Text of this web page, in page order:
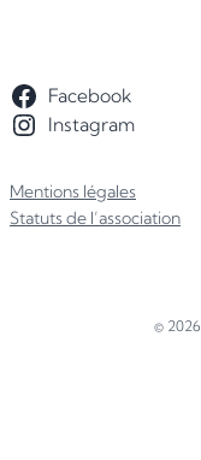
Facebook
Instagram
Mentions légales
Statuts de l’association
© 2026